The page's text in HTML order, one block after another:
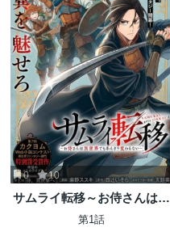
0 10
サムライ転移～お侍さんは異
世界でもあんまり変わらない
第1話